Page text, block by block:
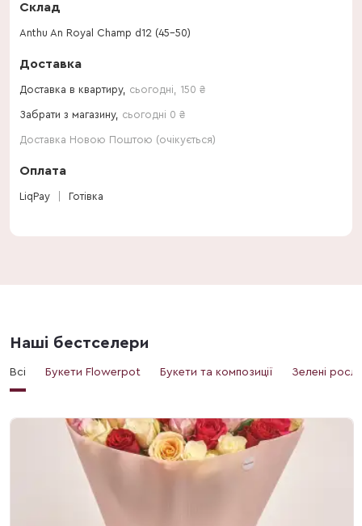
Склад
Anthu An Royal Champ d12 (45-50)
Доставка
Доставка в квартиру, сьогодні 150 ₴
Забрати з магазину, сьогодні 0 ₴
Доставка Новою Поштою (очікується)
Оплата
LiqPay Готівка
Наші бестселери
Всі Букети Flowerpot Букети та композиції Зелені